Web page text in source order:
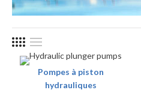
Pompes à piston
hydrauliques